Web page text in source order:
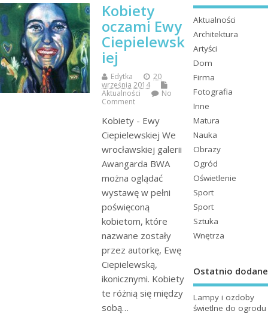
Kobiety
oczami Ewy
Ciepielewsk
iej
Edytka
20
września 2014
Aktualności
No
Comment
Kobiety - Ewy
Ciepielewskiej We
wrocławskiej galerii
Awangarda BWA
można oglądać
wystawę w pełni
poświęconą
kobietom, które
nazwane zostały
przez autorkę, Ewę
Ciepielewską,
ikonicznymi. Kobiety
te różnią się między
sobą…
Aktualności
Architektura
Artyści
Dom
Firma
Fotografia
Inne
Matura
Nauka
Obrazy
Ogród
Oświetlenie
Sport
Sport
Sztuka
Wnętrza
Ostatnio dodane
Lampy i ozdoby
świetlne do ogrodu